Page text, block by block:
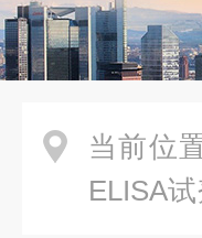
当前位
ELISA